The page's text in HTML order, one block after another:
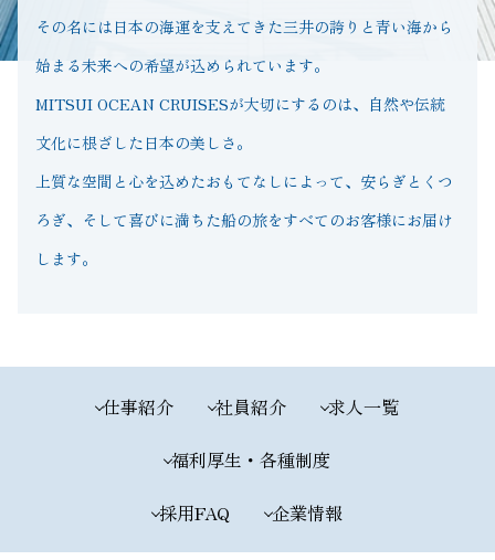
その名には日本の海運を支えてきた三井の誇りと青い海から
始まる未来への希望が込められています。
MITSUI OCEAN CRUISESが大切にするのは、自然や伝統
文化に根ざした日本の美しさ。
上質な空間と心を込めたおもてなしによって、安らぎとくつ
ろぎ、そして喜びに満ちた船の旅をすべてのお客様にお届け
します。
仕事紹介 社員紹介
求人一覧
福利厚生・各種制度
採用FAQ
企業情報